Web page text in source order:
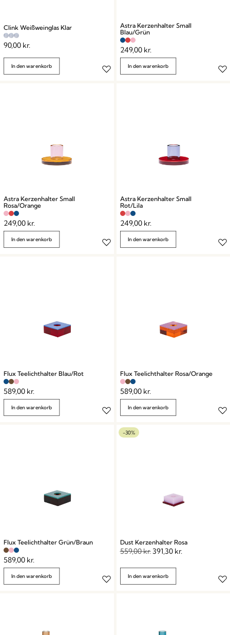
Clink Weißweinglas Klar
90,00 kr.
In den warenkorb
Astra Kerzenhalter Small
Blau/Grün
249,00 kr.
In den warenkorb
Astra Kerzenhalter Small
Rosa/Orange
249,00 kr.
In den warenkorb
Astra Kerzenhalter Small
Rot/Lila
249,00 kr.
In den warenkorb
Flux Teelichthalter Blau/Rot
589,00 kr.
In den warenkorb
Flux Teelichthalter Rosa/Orange
589,00 kr.
In den warenkorb
Flux Teelichthalter Grün/Braun
589,00 kr.
In den warenkorb
-30%
Dust Kerzenhalter Rosa
559,00kr.391,30 kr.
In den warenkorb